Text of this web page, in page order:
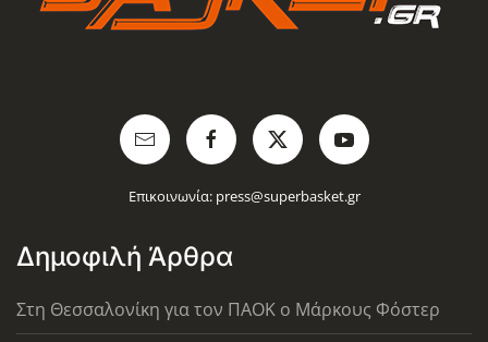
Επικοινωνία: press@superbasket.gr
Δημοφιλή Άρθρα
Στη Θεσσαλονίκη για τον ΠΑΟΚ ο Μάρκους Φόστερ